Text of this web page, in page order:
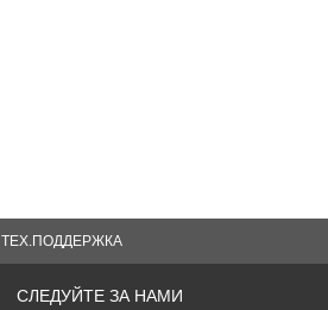
ТЕХ.ПОДДЕРЖКА
СЛЕДУЙТЕ ЗА НАМИ